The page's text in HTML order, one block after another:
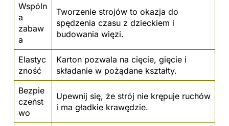
Wspóln
a
zabaw
a
Tworzenie strojów to okazja do
spędzenia czasu z dzieckiem i
budowania więzi.
Elastyc
zność
Karton pozwala na cięcie, gięcie i
składanie w pożądane kształty.
Bezpie
czeńst
wo
Upewnij się, że strój nie krępuje ruchów
i ma gładkie krawędzie.